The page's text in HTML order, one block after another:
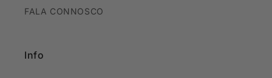
FALA CONNOSCO
Info